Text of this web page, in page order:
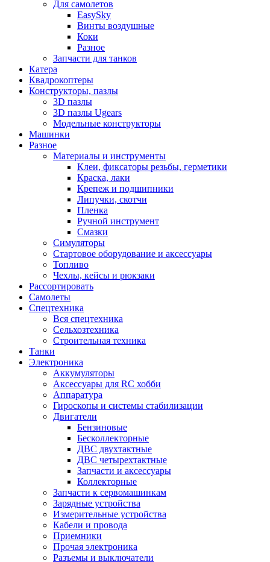
Для самолетов
EasySky
Винты воздушные
Коки
Разное
Запчасти для танков
Катера
Квадрокоптеры
Конструкторы, пазлы
3D пазлы
3D пазлы Ugears
Модельные конструкторы
Машинки
Разное
Материалы и инструменты
Клеи, фиксаторы резьбы, герметики
Краска, лаки
Крепеж и подшипники
Липучки, скотчи
Пленка
Ручной инструмент
Смазки
Симуляторы
Стартовое оборудование и аксессуары
Топливо
Чехлы, кейсы и рюкзаки
Рассортировать
Самолеты
Спецтехника
Вся спецтехника
Сельхозтехника
Строительная техника
Танки
Электроника
Аккумуляторы
Аксессуары для RC хобби
Аппаратура
Гироскопы и системы стабилизации
Двигатели
Бензиновые
Бесколлекторные
ДВС двухтактные
ДВС четырехтактные
Запчасти и аксессуары
Коллекторные
Запчасти к сервомашинкам
Зарядные устройства
Измерительные устройства
Кабели и провода
Приемники
Прочая электроника
Разъемы и выключатели